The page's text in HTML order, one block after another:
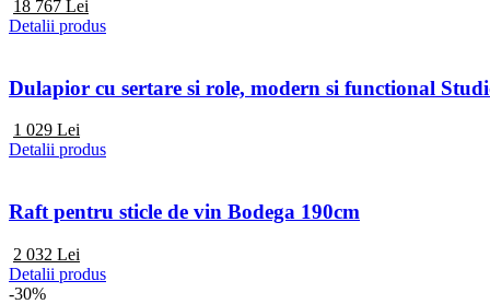
18 767 Lei
Detalii produs
Dulapior cu sertare si role, modern si functional
1 029 Lei
Detalii produs
Raft pentru sticle de vin Bodega 190cm
2 032 Lei
Detalii produs
-30%